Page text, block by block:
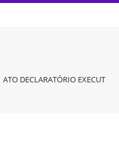
ATO DECLARATÓRIO